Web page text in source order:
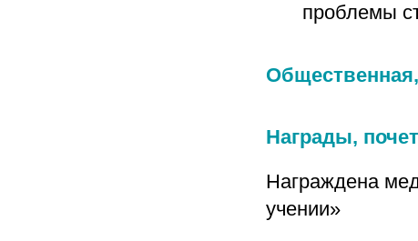
проблемы
Награды,
Награждена
учении»